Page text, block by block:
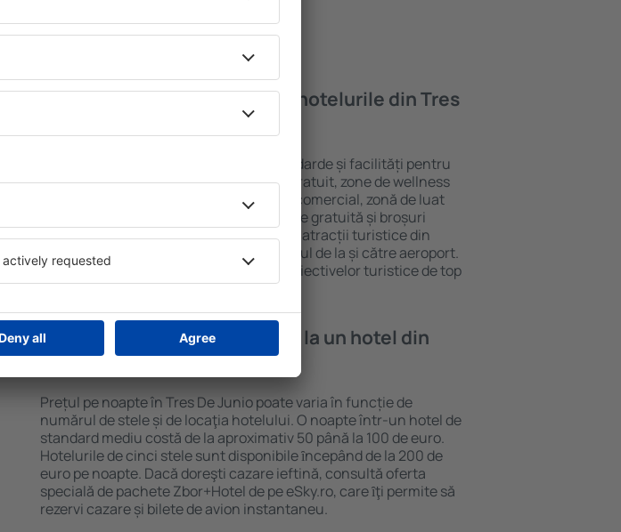
Ce fel de facilităţi voi găsi ȋn hotelurile din Tres
Hotelurile Tres De Junio au diferite standarde și facilități pentru
oaspeți. Cele mai frecvente sunt Wi-Fi gratuit, zone de wellness
cu SPA, mini bar/seif în cameră, centru comercial, zonă de luat
masa, zonă de joacă pentru copii, parcare gratuită și broșuri
informative despre cele mai interesante atracții turistice din
zonă. Unele proprietăți includ și transferul de la și către aeroport.
Uneori, acestea încurajează vizitarea obiectivelor turistice de top
Tres De Junio.
Cât costă o noapte de cazare la un hotel din
Tres De Junio?
Prețul pe noapte în Tres De Junio poate varia în funcție de
numărul de stele și de locaţia hotelului. O noapte într-un hotel de
standard mediu costă de la aproximativ 50 până la 100 de euro.
Hotelurile de cinci stele sunt disponibile ȋncepând de la 200 de
euro pe noapte. Dacă doreşti cazare ieftină, consultă oferta
specială de pachete Zbor+Hotel de pe eSky.ro, care ȋţi permite să
rezervi cazare și bilete de avion instantaneu.